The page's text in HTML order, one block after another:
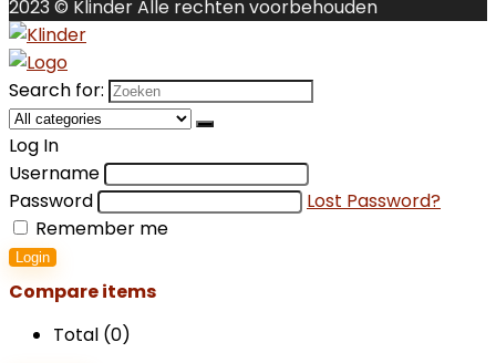
2023 © Klinder Alle rechten voorbehouden
Search for:
Log In
Username
Password
Lost Password?
Remember me
Login
Compare items
Total (0)